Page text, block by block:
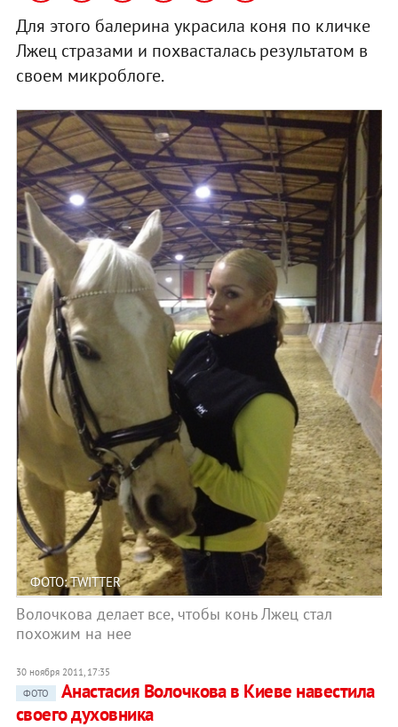
Для этого балерина украсила коня по кличке
Лжец стразами и похвасталась результатом в
своем микроблоге.
ФОТО: TWITTER
Волочкова делает все, чтобы конь Лжец стал
похожим на нее
30 ноября 2011, 17:35
ФОТО
Анастасия Волочкова в Киеве навестила
своего духовника